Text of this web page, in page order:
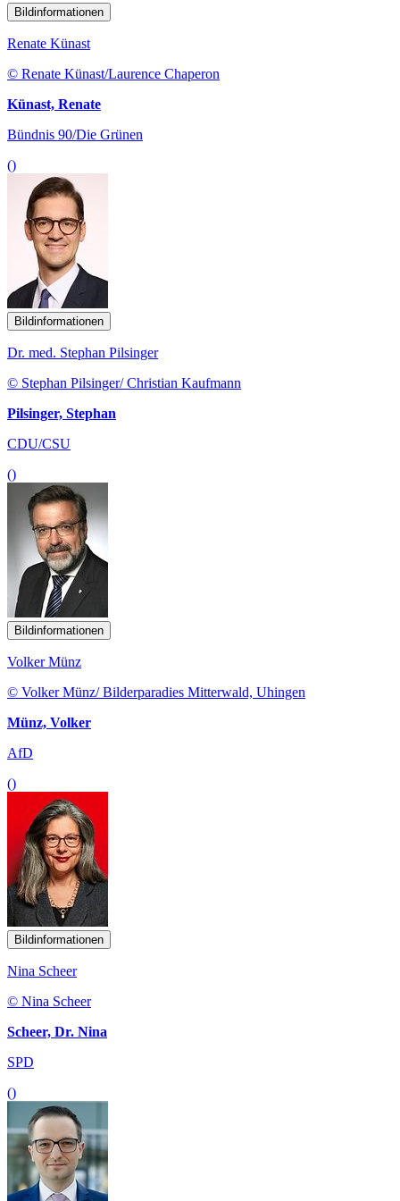
Bildinformationen
Renate Künast
© Renate Künast/Laurence Chaperon
Künast, Renate
Bündnis 90/Die Grünen
()
Bildinformationen
Dr. med. Stephan Pilsinger
© Stephan Pilsinger/ Christian Kaufmann
Pilsinger, Stephan
CDU/CSU
()
Bildinformationen
Volker Münz
© Volker Münz/ Bilderparadies Mitterwald, Uhingen
Münz, Volker
AfD
()
Bildinformationen
Nina Scheer
© Nina Scheer
Scheer, Dr. Nina
SPD
()